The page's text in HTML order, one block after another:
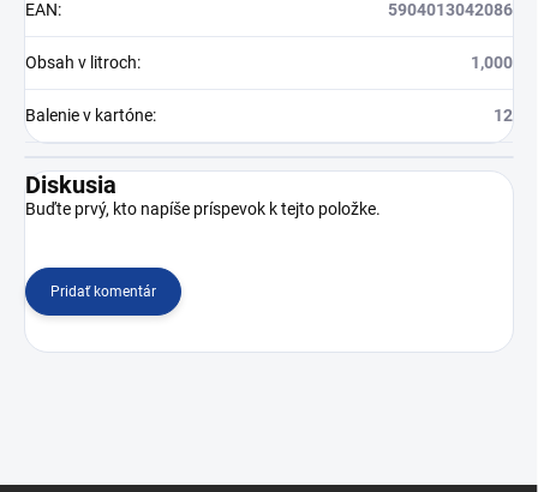
EAN: 5904013042086
Obsah v litroch: 1,000
Balenie v kartóne: 12
Diskusia
Buďte prvý, kto napíše príspevok k tejto položke.
Pridať komentár